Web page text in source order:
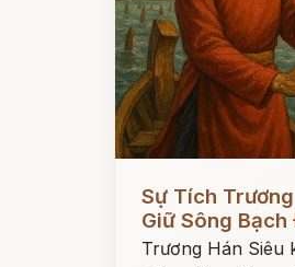
Sự Tích
Giữ Sông Bạch
Trương Hán Siêu